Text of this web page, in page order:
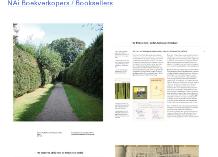
NAi Boekverkopers / Booksellers